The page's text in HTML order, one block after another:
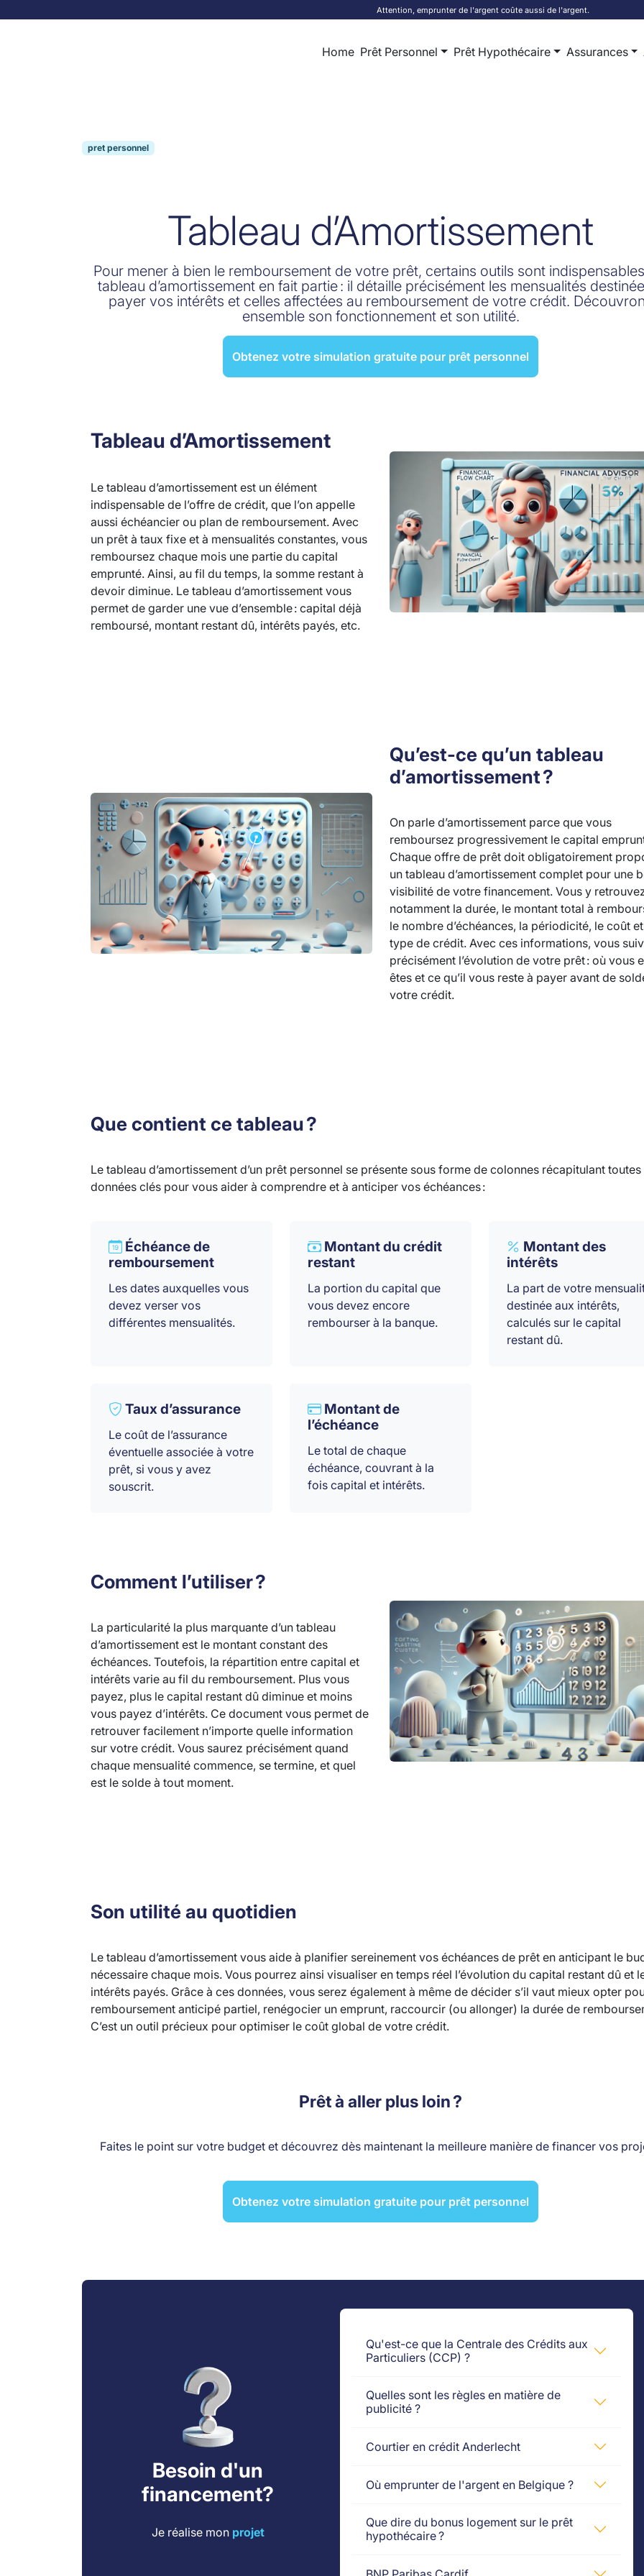
Attention, emprunter de l'argent coûte aussi de l'argent.
Home Prêt Personnel Prêt Hypothécaire Assurances
pret personnel
Tableau d’Amortissement
Pour mener à bien le remboursement de votre prêt, certains outils sont
tableau d’amortissement en fait partie : il détaille précisément les mensualités
payer vos intérêts et celles affectées au remboursement de votre crédit.
ensemble son fonctionnement et son utilité.
Obtenez votre simulation gratuite pour prêt personnel
Tableau d’Amortissement
Le tableau d’amortissement est un élément
indispensable de l’offre de crédit, que l’on appelle
aussi échéancier ou plan de remboursement. Avec
un prêt à taux fixe et à mensualités constantes, vous
remboursez chaque mois une partie du capital
emprunté. Ainsi, au fil du temps, la somme restant à
devoir diminue. Le tableau d’amortissement vous
permet de garder une vue d’ensemble : capital déjà
remboursé, montant restant dû, intérêts payés, etc.
Qu’est-ce qu’un tableau
d’amortissement ?
On parle d’amortissement parce que vous
remboursez progressivement le capital
Chaque offre de prêt doit obligatoirement
un tableau d’amortissement complet pour une
visibilité de votre financement. Vous y
notamment la durée, le montant total à
le nombre d’échéances, la périodicité, le coût
type de crédit. Avec ces informations, vous
précisément l’évolution de votre prêt : où vous
êtes et ce qu’il vous reste à payer avant de
votre crédit.
Que contient ce tableau ?
Le tableau d’amortissement d’un prêt personnel se présente sous forme de colonnes récapitulant toutes
données clés pour vous aider à comprendre et à anticiper vos échéances :
Échéance de
remboursement
Les dates auxquelles vous
devez verser vos
différentes mensualités.
Montant du crédit
restant
La portion du capital que
vous devez encore
rembourser à la banque.
Montant des
intérêts
La part de votre
destinée aux intérêts,
calculés sur le capital
restant dû.
Taux d’assurance
Le coût de l’assurance
éventuelle associée à votre
prêt, si vous y avez
souscrit.
Montant de
l’échéance
Le total de chaque
échéance, couvrant à la
fois capital et intérêts.
Comment l’utiliser ?
La particularité la plus marquante d’un tableau
d’amortissement est le montant constant des
échéances. Toutefois, la répartition entre capital et
intérêts varie au fil du remboursement. Plus vous
payez, plus le capital restant dû diminue et moins
vous payez d’intérêts. Ce document vous permet de
retrouver facilement n’importe quelle information
sur votre crédit. Vous saurez précisément quand
chaque mensualité commence, se termine, et quel
est le solde à tout moment.
Son utilité au quotidien
Le tableau d’amortissement vous aide à planifier sereinement vos échéances de prêt en anticipant le
nécessaire chaque mois. Vous pourrez ainsi visualiser en temps réel l’évolution du capital restant dû et
intérêts payés. Grâce à ces données, vous serez également à même de décider s’il vaut mieux opter
remboursement anticipé partiel, renégocier un emprunt, raccourcir (ou allonger) la durée de
C’est un outil précieux pour optimiser le coût global de votre crédit.
Prêt à aller plus loin ?
Faites le point sur votre budget et découvrez dès maintenant la meilleure manière de financer vos
Obtenez votre simulation gratuite pour prêt personnel
Besoin d'un
financement?
Je réalise mon projet
Qu'est-ce que la Centrale des Crédits aux
Particuliers (CCP) ?
Quelles sont les règles en matière de
publicité ?
Courtier en crédit Anderlecht
Où emprunter de l'argent en Belgique ?
Que dire du bonus logement sur le prêt
hypothécaire ?